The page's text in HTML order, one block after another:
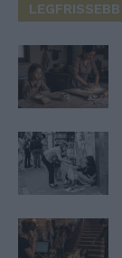
LEGFRISSEBB